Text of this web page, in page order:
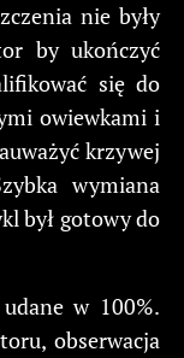
nie były
by ukończyć
się do
owiewkami i
krzywej
wymiana
był gotowy do
w 100%.
obserwacja